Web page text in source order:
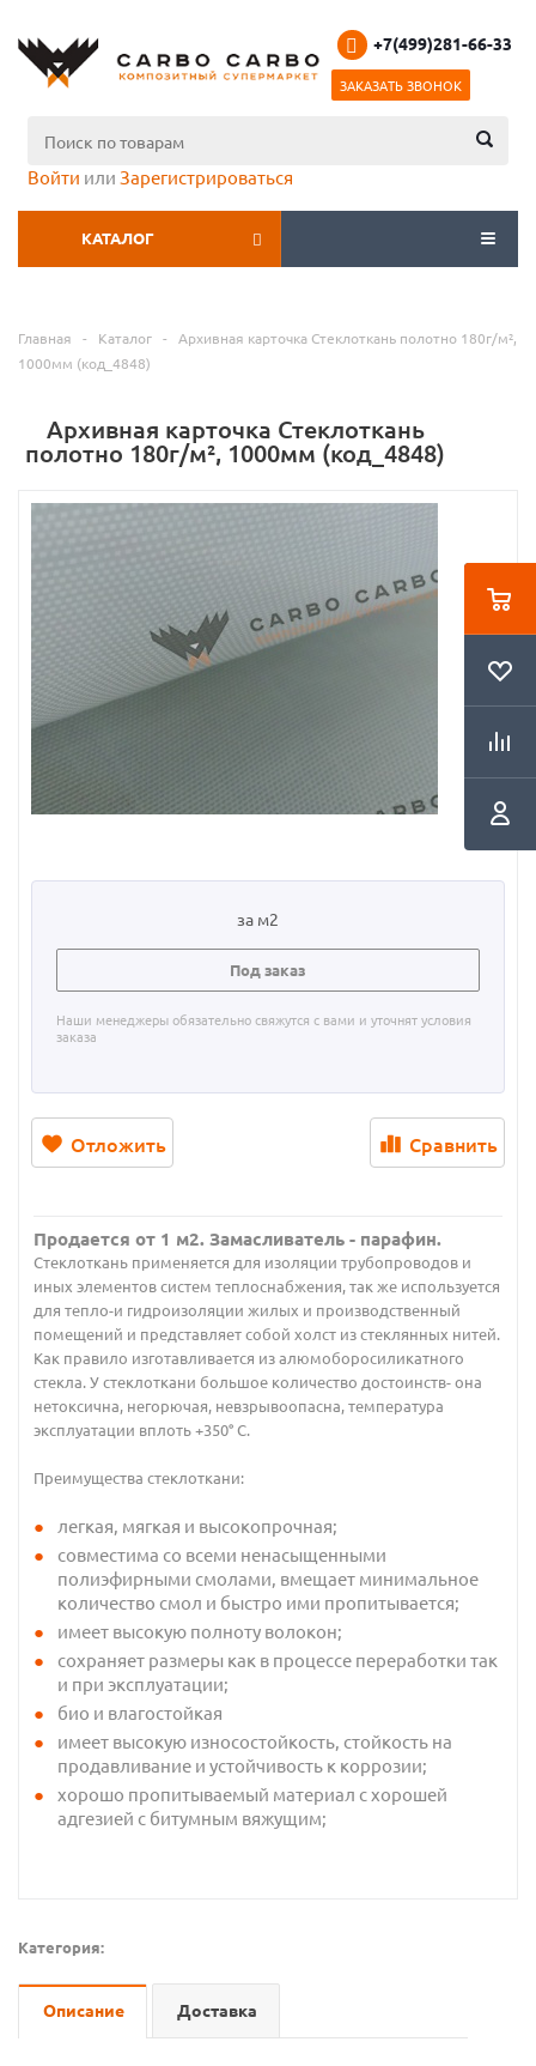
Войти или Зарегистрироваться
+7(499)281-66-33
ЗАКАЗАТЬ ЗВОНОК
МЕНЮКАТАЛОГ
Главная - Каталог -
Архивная карточка Стеклоткань полотно 180г/м²,
1000мм (код_4848)
Архивная карточка Стеклоткань
полотно 180г/м², 1000мм (код_4848)
за м2
Под заказ
Наши менеджеры обязательно свяжутся с вами и уточнят условия
заказа
Отложить Сравнить
Продается от 1 м2. Замасливатель - парафин.
Стеклоткань применяется для изоляции трубопроводов и
иных элементов систем теплоснабжения, так же используется
для тепло-и гидроизоляции жилых и производственный
помещений и представляет собой холст из стеклянных нитей.
Как правило изготавливается из алюмоборосиликатного
стекла. У стеклоткани большое количество достоинств- она
нетоксична, негорючая, невзрывоопасна, температура
эксплуатации вплоть +350° С.
Преимущества стеклоткани:
легкая, мягкая и высокопрочная;
совместима со всеми ненасыщенными
полиэфирными смолами, вмещает минимальное
количество смол и быстро ими пропитывается;
имеет высокую полноту волокон;
сохраняет размеры как в процессе переработки так
и при эксплуатации;
био и влагостойкая
имеет высокую износостойкость, стойкость на
продавливание и устойчивость к коррозии;
хорошо пропитываемый материал с хорошей
адгезией с битумным вяжущим;
Категория:
Описание Доставка